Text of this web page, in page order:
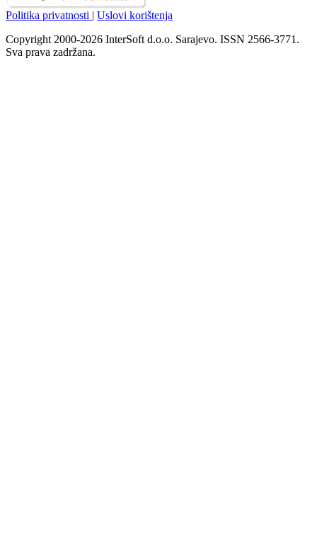
Politika privatnosti | Uslovi korištenja
Copyright 2000-2026 InterSoft d.o.o. Sarajevo. ISSN 2566-3771.
Sva prava zadržana.